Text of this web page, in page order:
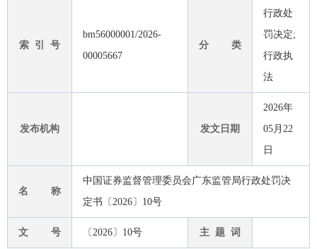
索 引 号
bm56000001/2026-
00005667
分 类
行政处
罚决定;
行政执
法
发布机构 发文日期
2026年
05月22
日
名 称
中国证券监督管理委员会广东监管局行政处罚决
定书〔2026〕10号
文 号 〔2026〕10号 主 题 词